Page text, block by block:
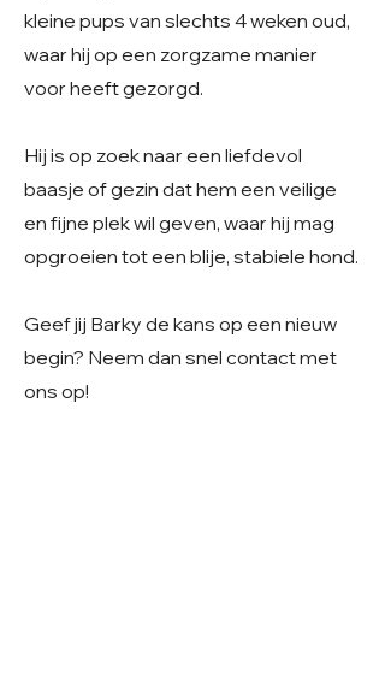
kleine pups van slechts 4 weken oud,
waar hij op een zorgzame manier
voor heeft gezorgd.
Hij is op zoek naar een liefdevol
baasje of gezin dat hem een veilige
en fijne plek wil geven, waar hij mag
opgroeien tot een blije, stabiele hond.
Geef jij Barky de kans op een nieuw
begin? Neem dan snel contact met
ons op!